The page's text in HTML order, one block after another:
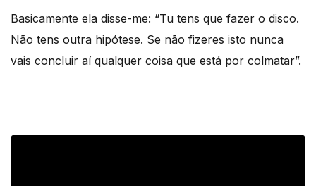
Basicamente ela disse-me: “Tu tens que fazer o disco.
Não tens outra hipótese. Se não fizeres isto nunca
vais concluir aí qualquer coisa que está por colmatar”.